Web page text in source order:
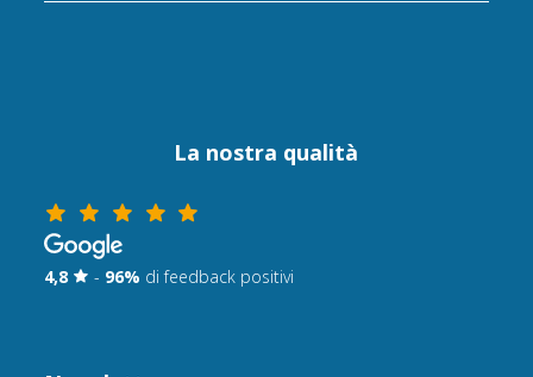
La nostra qualità
4,8 - 96% di feedback positivi